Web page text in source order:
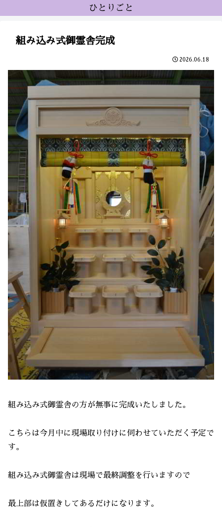
ひとりごと
組み込み式御霊舎完成
2026.06.18
組み込み式御霊舎の方が無事に完成いたしました。
こちらは今月中に現場取り付けに伺わせていただく予定で
す。
組み込み式御霊舎は現場で最終調整を行いますので
最上部は仮置きしてあるだけになります。